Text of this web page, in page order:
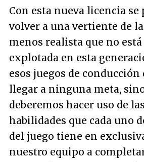
Con esta nueva licencia se
volver a una vertiente de
menos realista que no
explotada en esta
esos juegos de
llegar a ninguna meta,
deberemos hacer uso de
habilidades que cada uno
del juego tiene en
nuestro equipo a